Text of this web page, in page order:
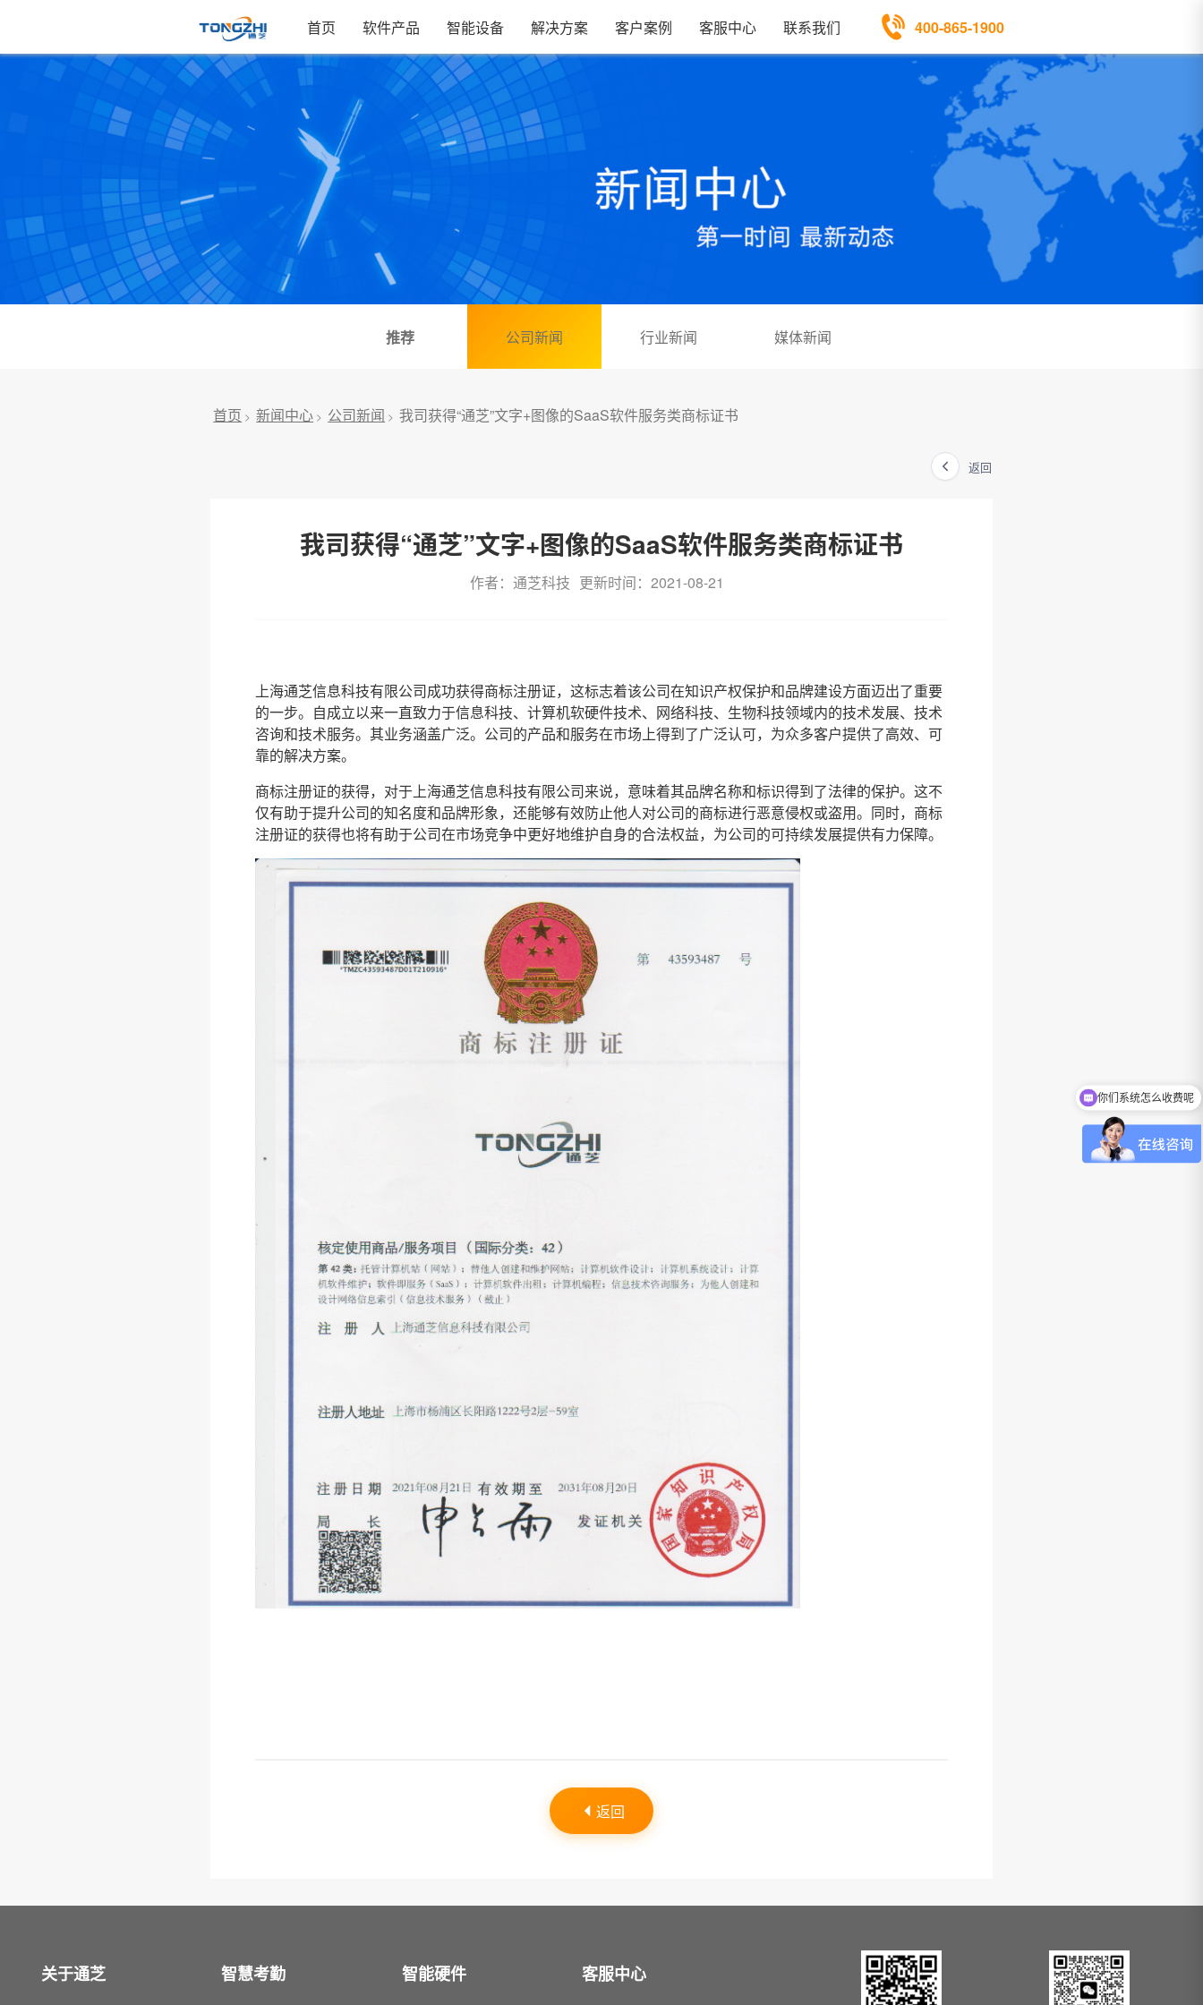
首页 软件产品 智能设备 解决方案 客户案例 客服中心 联系我们 400-865-1900
推荐 公司新闻 行业新闻 媒体新闻
首页 > 新闻中心 > 公司新闻 > 我司获得“通芝”文字+图像的SaaS软件服务类商标证书
返回
我司获得“通芝”文字+图像的SaaS软件服务类商标证书
作者：通芝科技 更新时间：2021-08-21
上海通芝信息科技有限公司成功获得商标注册证，这标志着该公司在知识产权保护和品牌建设方面迈出了重要
的一步。自成立以来一直致力于信息科技、计算机软硬件技术、网络科技、生物科技领域内的技术发展、技术
咨询和技术服务。其业务涵盖广泛。公司的产品和服务在市场上得到了广泛认可，为众多客户提供了高效、可
靠的解决方案。
商标注册证的获得，对于上海通芝信息科技有限公司来说，意味着其品牌名称和标识得到了法律的保护。这不
仅有助于提升公司的知名度和品牌形象，还能够有效防止他人对公司的商标进行恶意侵权或盗用。同时，商标
注册证的获得也将有助于公司在市场竞争中更好地维护自身的合法权益，为公司的可持续发展提供有力保障。
返回
关于通芝 智慧考勤 智能硬件 客服中心
你们系统怎么收费呢